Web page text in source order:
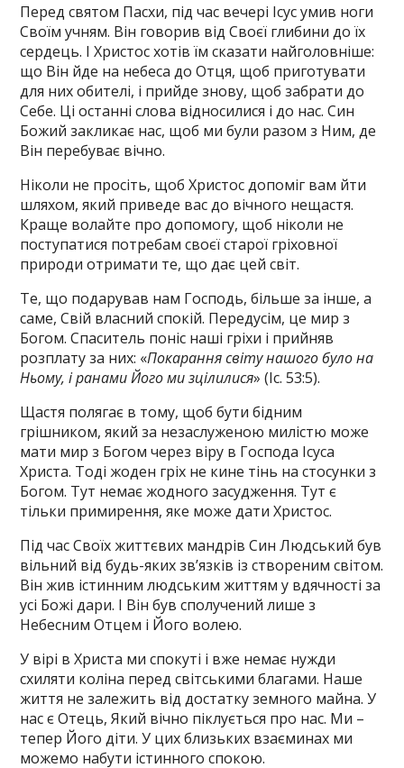
Перед святом Пасхи, під час вечері Ісус умив ноги
Своїм учням. Він говорив від Своєї глибини до їх
сердець. І Христос хотів їм сказати найголовніше:
що Він йде на небеса до Отця, щоб приготувати
для них обителі, і прийде знову, щоб забрати до
Себе. Ці останні слова відносилися і до нас. Син
Божий закликає нас, щоб ми були разом з Ним, де
Він перебуває вічно.
Ніколи не просіть, щоб Христос допоміг вам йти
шляхом, який приведе вас до вічного нещастя.
Краще волайте про допомогу, щоб ніколи не
поступатися потребам своєї старої гріховної
природи отримати те, що дає цей світ.
Те, що подарував нам Господь, більше за інше, а
саме, Свій власний спокій. Передусім, це мир з
Богом. Спаситель поніс наші гріхи і прийняв
розплату за них: «Покарання світу нашого було на
Ньому, і ранами Його ми зцілилися» (Іс. 53:5).
Щастя полягає в тому, щоб бути бідним
грішником, який за незаслуженою милістю може
мати мир з Богом через віру в Господа Ісуса
Христа. Тоді жоден гріх не кине тінь на стосунки з
Богом. Тут немає жодного засудження. Тут є
тільки примирення, яке може дати Христос.
Під час Своїх життєвих мандрів Син Людський був
вільний від будь-яких зв’язків із створеним світом.
Він жив істинним людським життям у вдячності за
усі Божі дари. І Він був сполучений лише з
Небесним Отцем і Його волею.
У вірі в Христа ми спокуті і вже немає нужди
схиляти коліна перед світськими благами. Наше
життя не залежить від достатку земного майна. У
нас є Отець, Який вічно піклується про нас. Ми –
тепер Його діти. У цих близьких взаєминах ми
можемо набути істинного спокою.